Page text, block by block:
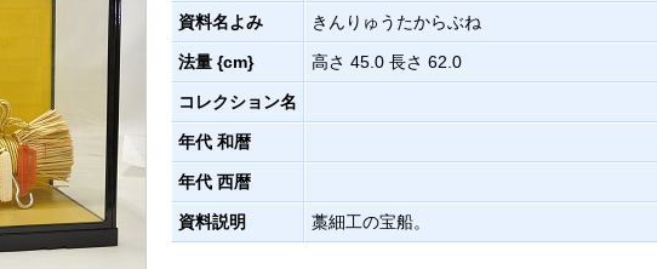
資料名よみ きんりゅうたからぶね
法量 {cm} 高さ 45.0 長さ 62.0
コレクション名
年代 和暦
年代 西暦
資料説明 藁細工の宝船。